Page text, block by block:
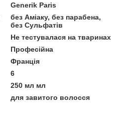
Generik Paris
без Аміаку, без парабена,
без Сульфатів
Не тестувалася на тваринах
Професійна
Франція
6
250 мл мл
для завитого волосся